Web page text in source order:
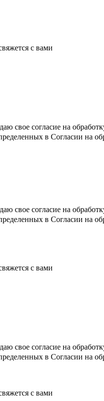
с вами
свое согласие на
в Согласии на
свое согласие на
в Согласии на
с вами
свое согласие на
в Согласии на
с вами